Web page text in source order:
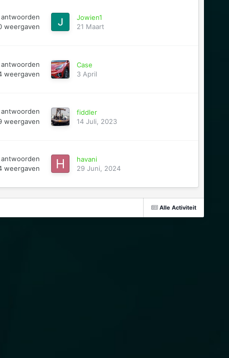
antwoorden
weergaven
Jowien1
21 Maart
antwoorden
weergaven
Case
3 April
antwoorden
weergaven
fiddler
14 Juli, 2023
antwoorden
weergaven
havani
29 Juni, 2024
Alle Activiteit